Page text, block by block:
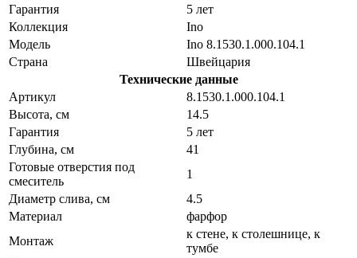
Гарантия
5 лет
Коллекция
Ino
Модель
Ino 8.1530.1.000.104.1
Страна
Швейцария
Технические данные
Артикул
8.1530.1.000.104.1
Высота, см
14.5
Гарантия
5 лет
Глубина, см
41
Готовые отверстия под
смеситель
1
Диаметр слива, см
4.5
Материал
фарфор
Монтаж
к стене, к столешнице, к
тумбе